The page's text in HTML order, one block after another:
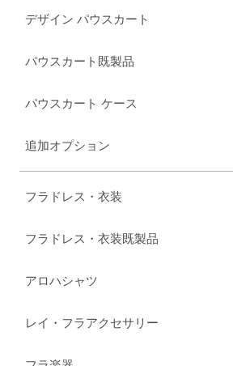
デザイン パウスカート
パウスカート既製品
パウスカート ケース
追加オプション
フラドレス・衣装
フラドレス・衣装既製品
アロハシャツ
レイ・フラアクセサリー